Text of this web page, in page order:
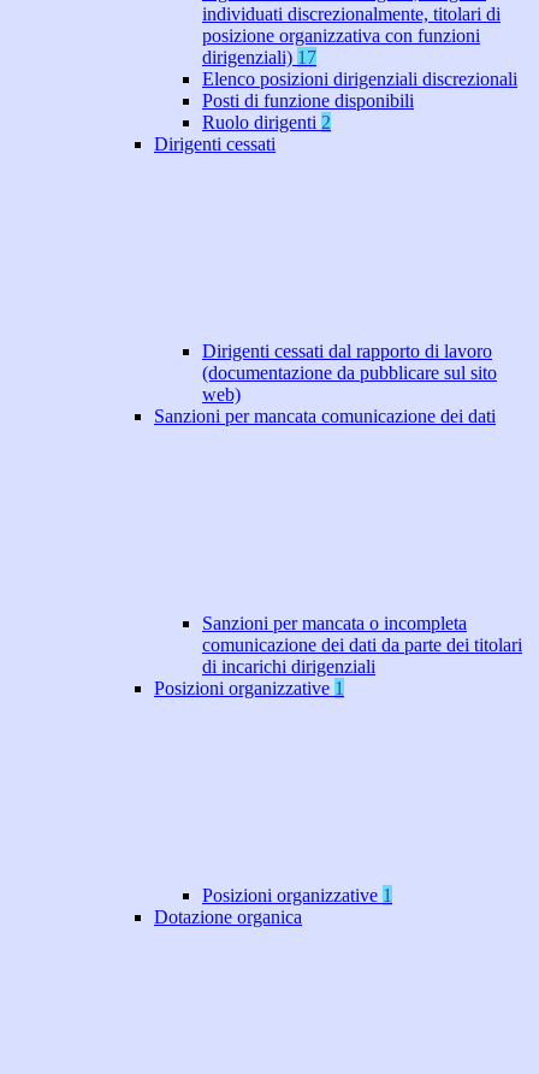
individuati discrezionalmente, titolari di
posizione organizzativa con funzioni
dirigenziali) 17
Elenco posizioni dirigenziali discrezionali
Posti di funzione disponibili
Ruolo dirigenti 2
Dirigenti cessati
Dirigenti cessati dal rapporto di lavoro
(documentazione da pubblicare sul sito
web)
Sanzioni per mancata comunicazione dei dati
Sanzioni per mancata o incompleta
comunicazione dei dati da parte dei titolari
di incarichi dirigenziali
Posizioni organizzative 1
Posizioni organizzative 1
Dotazione organica